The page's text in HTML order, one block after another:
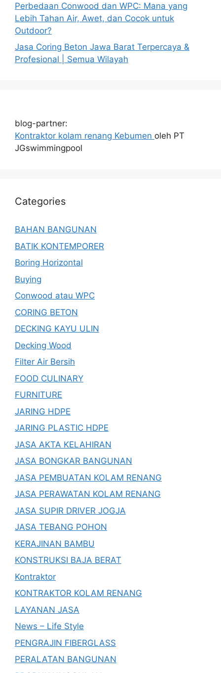
Perbedaan Conwood dan WPC: Mana yang
Lebih Tahan Air, Awet, dan Cocok untuk
Outdoor?
Jasa Coring Beton Jawa Barat Terpercaya &
Profesional | Semua Wilayah
blog-partner:
Kontraktor kolam renang Kebumen oleh PT
JGswimmingpool
Categories
BAHAN BANGUNAN
BATIK KONTEMPORER
Boring Horizontal
Buying
Conwood atau WPC
CORING BETON
DECKING KAYU ULIN
Decking Wood
Filter Air Bersih
FOOD CULINARY
FURNITURE
JARING HDPE
JARING PLASTIC HDPE
JASA AKTA KELAHIRAN
JASA BONGKAR BANGUNAN
JASA PEMBUATAN KOLAM RENANG
JASA PERAWATAN KOLAM RENANG
JASA SUPIR DRIVER JOGJA
JASA TEBANG POHON
KERAJINAN BAMBU
KONSTRUKSI BAJA BERAT
Kontraktor
KONTRAKTOR KOLAM RENANG
LAYANAN JASA
News – Life Style
PENGRAJIN FIBERGLASS
PERALATAN BANGUNAN